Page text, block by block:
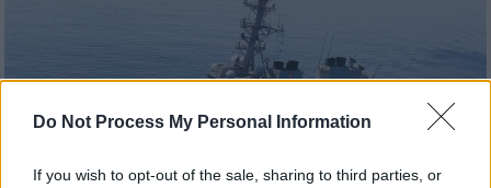
Do Not Process My Personal Information
If you wish to opt-out of the sale, sharing to third parties, or